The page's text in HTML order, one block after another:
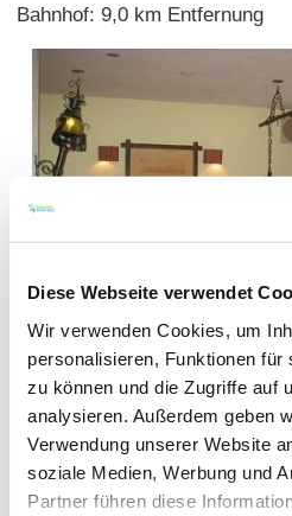
Diese Webseite verwendet
Wir verwenden Cookies, um
personalisieren, Funktionen für
zu können und die Zugriffe auf
analysieren. Außerdem geben
Verwendung unserer Website
soziale Medien, Werbung und
Partner führen diese
Bahnhof: 9,0 km Entfernung